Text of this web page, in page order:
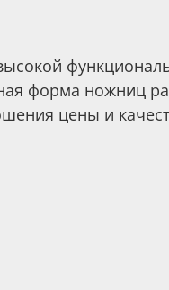
форма ножниц
цены и